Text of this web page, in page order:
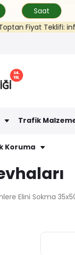
Saat
Trafik
Koruma
Elini Sokma